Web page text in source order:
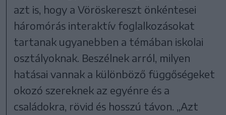
azt is, hogy a Vöröskereszt önkéntesei
háromórás interaktív foglalkozásokat
tartanak ugyanebben a témában iskolai
osztályoknak. Beszélnek arról, milyen
hatásai vannak a különböző függőségeket
okozó szereknek az egyénre és a
családokra, rövid és hosszú távon. „Azt